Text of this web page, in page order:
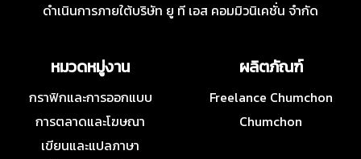
ดำเนินการภายใต้บริษัท ยู ที เอส คอมมิวนิเคชั่น จำกัด
หมวดหมู่งาน
กราฟิกและการออกแบบ
การตลาดและโฆษณา
เขียนและแปลภาษา
ผลิตภัณฑ์
Freelance Chumchon
Chumchon